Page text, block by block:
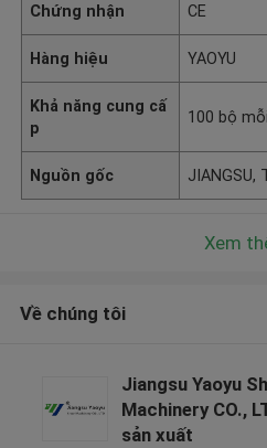
Chứng nhận CE
Hàng hiệu YAOYU
Khả năng cung cấ
p
100 bộ
Nguồn gốc JIANGSU,
Xem
Về chúng tôi
Jiangsu Yaoyu
Machinery CO.,
sản xuất